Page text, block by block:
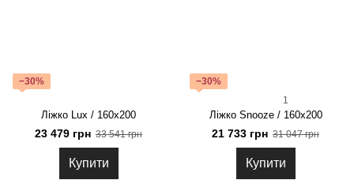
−30%
Ліжко Lux / 160х200
23 479 грн 33 541 грн
Купити
−30%
1
Ліжко Snooze / 160х200
21 733 грн 31 047 грн
Купити